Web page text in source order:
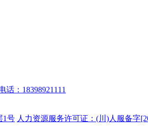
话：18398921111
1号 人力资源服务许可证：(川)人服备字